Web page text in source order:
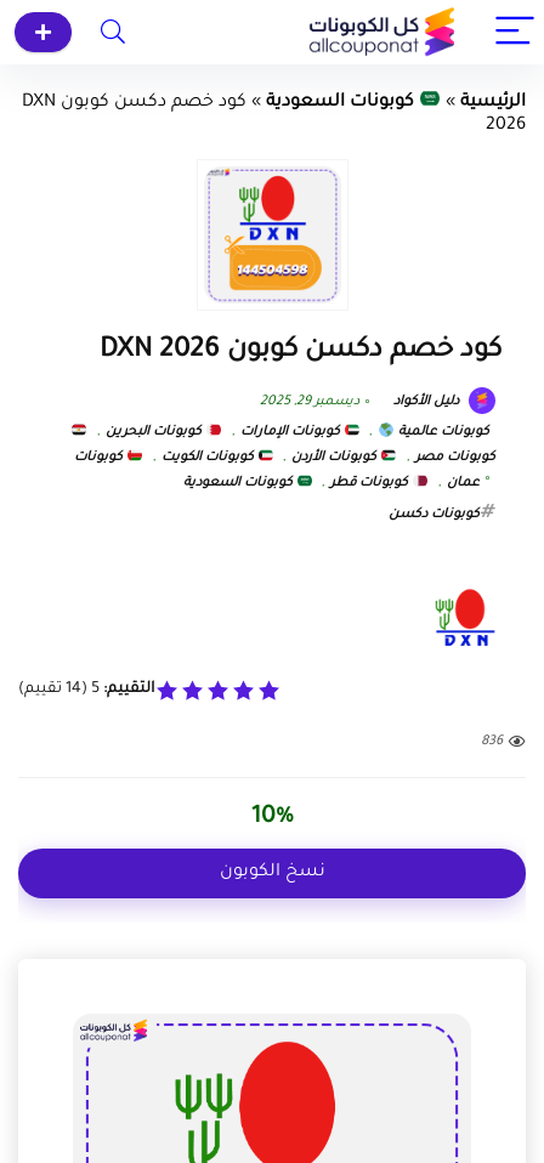
الرئيسية » كوبونات السعودية »
كود خصم دكسن كوبون DXN
2026
كود خصم دكسن كوبون DXN 2026
دليل الأكواد ديسمبر 29, 2025
كوبونات عالمية , كوبونات الإمارات , كوبونات البحرين ,
كوبونات مصر , كوبونات الأردن , كوبونات الكويت ,
كوبونات
عمان , كوبونات قطر , كوبونات السعودية
كوبونات دكسن
التقييم: 5
(
14 تقييم)
836
10%
نسخ الكوبون